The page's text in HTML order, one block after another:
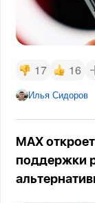
17 16
Илья Сидоров
MAX
поддержки